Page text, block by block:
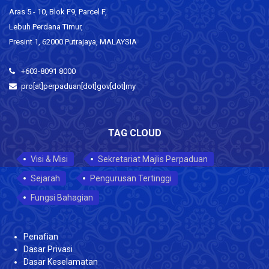
Aras 5 - 10, Blok F9, Parcel F,
Lebuh Perdana Timur,
Presint 1, 62000 Putrajaya, MALAYSIA
+603-8091 8000
pro[at]perpaduan[dot]gov[dot]my
TAG CLOUD
Visi & Misi
Sekretariat Majlis Perpaduan
Sejarah
Pengurusan Tertinggi
Fungsi Bahagian
Penafian
Dasar Privasi
Dasar Keselamatan